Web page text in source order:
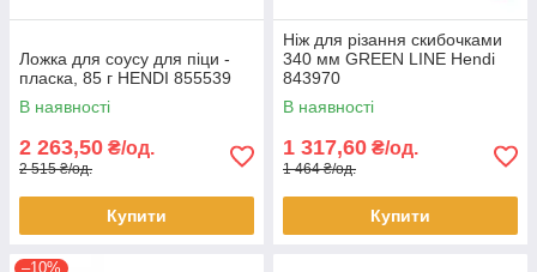
Ложка для соусу для піци -
пласка, 85 г HENDI 855539
В наявності
2 263,50 ₴/од.
2 515 ₴/од.
Купити
Ніж для різання скибочками
340 мм GREEN LINE Hendi
843970
В наявності
1 317,60 ₴/од.
1 464 ₴/од.
Купити
–10%